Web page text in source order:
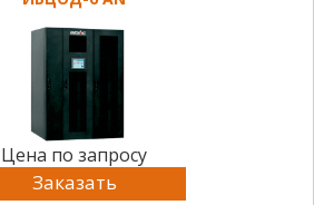
Цена по запросу
Заказать